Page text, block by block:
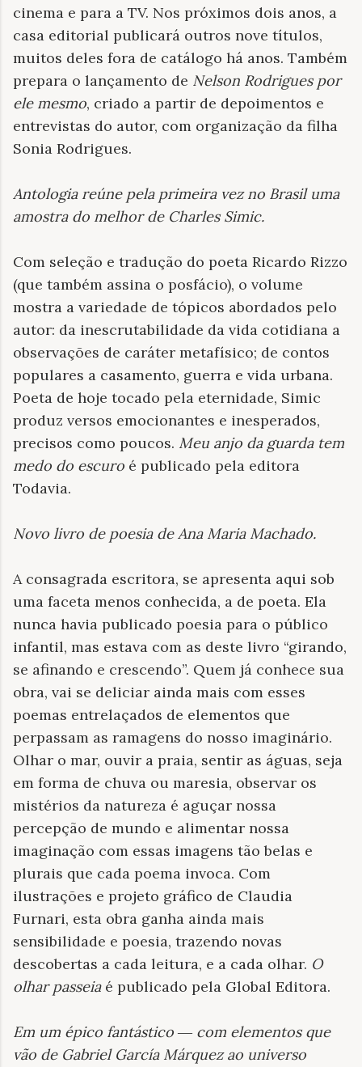
cinema e para a TV. Nos próximos dois anos, a
casa editorial publicará outros nove títulos,
muitos deles fora de catálogo há anos. Também
prepara o lançamento de Nelson Rodrigues por
ele mesmo, criado a partir de depoimentos e
entrevistas do autor, com organização da filha
Sonia Rodrigues.
Antologia reúne pela primeira vez no Brasil uma
amostra do melhor de Charles Simic.
Com seleção e tradução do poeta Ricardo Rizzo
(que também assina o posfácio), o volume
mostra a variedade de tópicos abordados pelo
autor: da inescrutabilidade da vida cotidiana a
observações de caráter metafísico; de contos
populares a casamento, guerra e vida urbana.
Poeta de hoje tocado pela eternidade, Simic
produz versos emocionantes e inesperados,
precisos como poucos. Meu anjo da guarda tem
medo do escuro é publicado pela editora
Todavia.
Novo livro de poesia de Ana Maria Machado.
A consagrada escritora, se apresenta aqui sob
uma faceta menos conhecida, a de poeta. Ela
nunca havia publicado poesia para o público
infantil, mas estava com as deste livro “girando,
se afinando e crescendo”. Quem já conhece sua
obra, vai se deliciar ainda mais com esses
poemas entrelaçados de elementos que
perpassam as ramagens do nosso imaginário.
Olhar o mar, ouvir a praia, sentir as águas, seja
em forma de chuva ou maresia, observar os
mistérios da natureza é aguçar nossa
percepção de mundo e alimentar nossa
imaginação com essas imagens tão belas e
plurais que cada poema invoca. Com
ilustrações e projeto gráfico de Claudia
Furnari, esta obra ganha ainda mais
sensibilidade e poesia, trazendo novas
descobertas a cada leitura, e a cada olhar. O
olhar passeiaé publicado pela Global Editora.
Em um épico fantástico ― com elementos que
vão de Gabriel García Márquez ao universo